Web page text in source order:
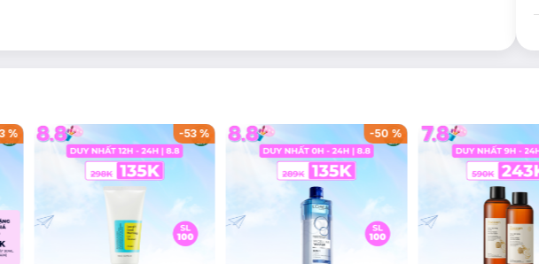
% -53% -50 %